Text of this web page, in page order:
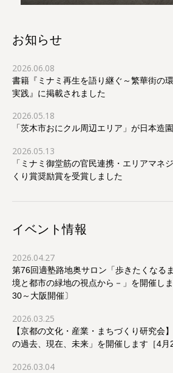
お知らせ
2026.06.08
書籍『ミナミ再生を語り継ぐ～繁華街の
実践』に掲載されました
2026.05.18
「茨木市おにクル周辺エリア」が日本造
2026.05.13
「ミナミ御堂筋の官民連携・エリアマネ
くり賞奨励賞を受賞しました
イベント情報
2026.04.27
第76回適塾路地奥サロン「歩きたくなる
境と都市の緑地の視点から－」を開催し
30～大阪開催〕
2026.03.25
【京都の文化・産業・まちづくり研究会
の過去、現在、未来」を開催します［4月
2026.03.04